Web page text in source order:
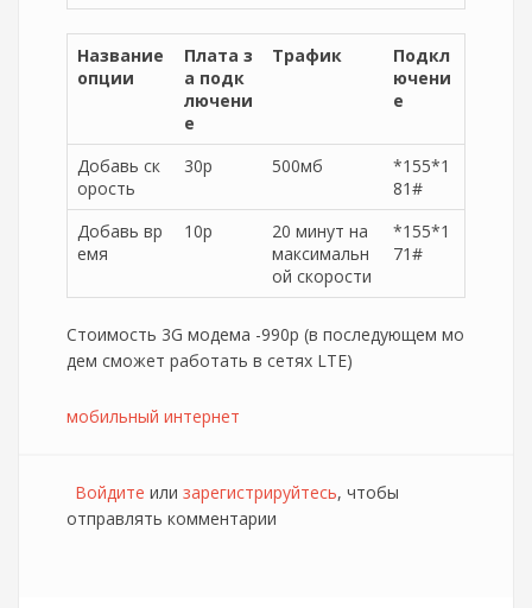
Название
опции
Плата з
а подк
лючени
е
Трафик
Подкл
ючени
е
Добавь ск
орость
30р 500мб
*155*1
81#
Добавь вр
емя
10р
20 минут на
максимальн
ой скорости
*155*1
71#
Стоимость 3G модема -990р (в последующем мо
дем сможет работать в сетях LTE)
мобильный интернет
Войдите или зарегистрируйтесь, чтобы
отправлять комментарии